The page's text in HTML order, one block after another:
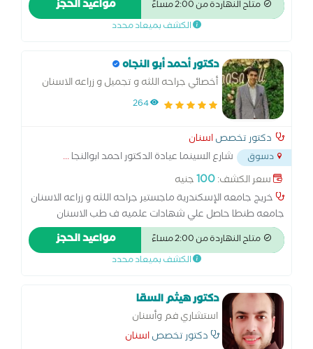
الفم و جراحه اللثه و طرق التشخيص والاشعه
متاح النهاردة من 2:00 مساءً مواعيد الحجز
الكشف بميعاد محدد
دكتور أحمد أبو النجاه
أخصائي جراحه اللثه و تجميل و زراعه الاسنان
264
دكتور تخصصاسنان
دسوق شارع السينما عيادة الدكتور احمد ابوالنجا...
سعر الكشف:100جنيه
خريج جامعه الإسكندرية ماجستير جراحه اللثه و زراعه الاسنان
جامعه طنطا حاصل علي شهادات علميه ف طب الاسنان
التجميلي عضو الجمعيه الأمريكية لزراعة الاسنان أخصائي امراض
الفم و جراحه اللثه و طرق التشخيص والاشعه
متاح النهاردة من 2:00 مساءً مواعيد الحجز
الكشف بميعاد محدد
دكتور هيثم السقا
استشاري فم وأسنان
دكتور تخصصاسنان